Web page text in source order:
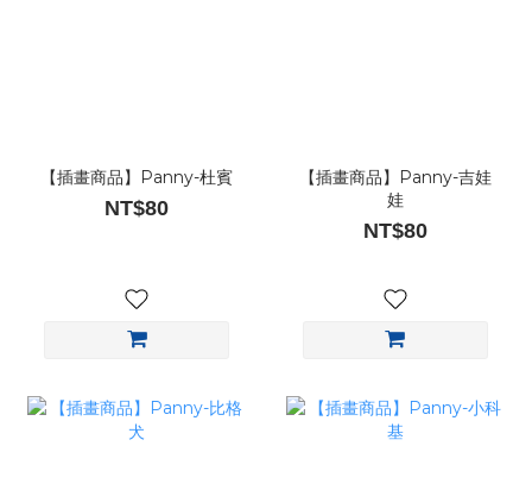
【插畫商品】Panny-杜賓
NT$80
【插畫商品】Panny-吉娃
娃
NT$80